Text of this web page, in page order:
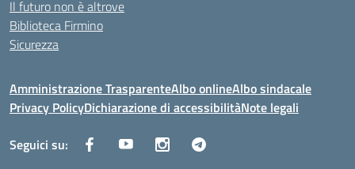
Il futuro non è altrove
Biblioteca Firmino
Sicurezza
Amministrazione TrasparenteAlbo onlineAlbo sindacale
Privacy PolicyDichiarazione di accessibilitàNote legali
Seguici su: